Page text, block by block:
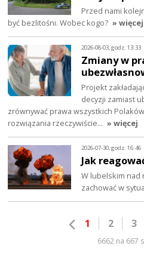
Przed nami
być bezlitośni. Wobec kogo? » więcej
2026-08-03, godz. 13:33
Zmiany w
Projekt
decyzji zamiast
zrównywać prawa wszystkich
rozwiązania rzeczywiście… » więcej
2026-07-30, godz. 16:46
Jak
W lubelskim nad
zachować w
1 2 3
6662 na 667